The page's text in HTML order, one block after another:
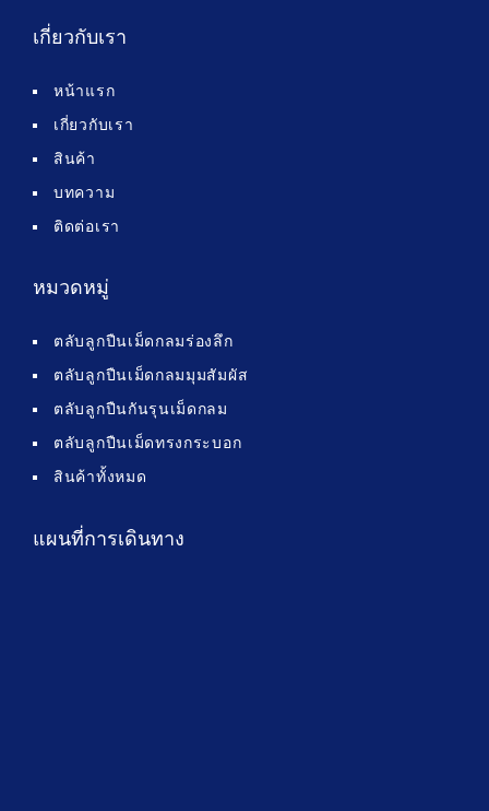
เกี่ยวกับเรา
หน้าแรก
เกี่ยวกับเรา
สินค้า
บทความ
ติดต่อเรา
หมวดหมู่
ตลับลูกปืนเม็ดกลมร่องลึก
ตลับลูกปืนเม็ดกลมมุมสัมผัส
ตลับลูกปืนกันรุนเม็ดกลม
ตลับลูกปืนเม็ดทรงกระบอก
สินค้าทั้งหมด
แผนที่การเดินทาง